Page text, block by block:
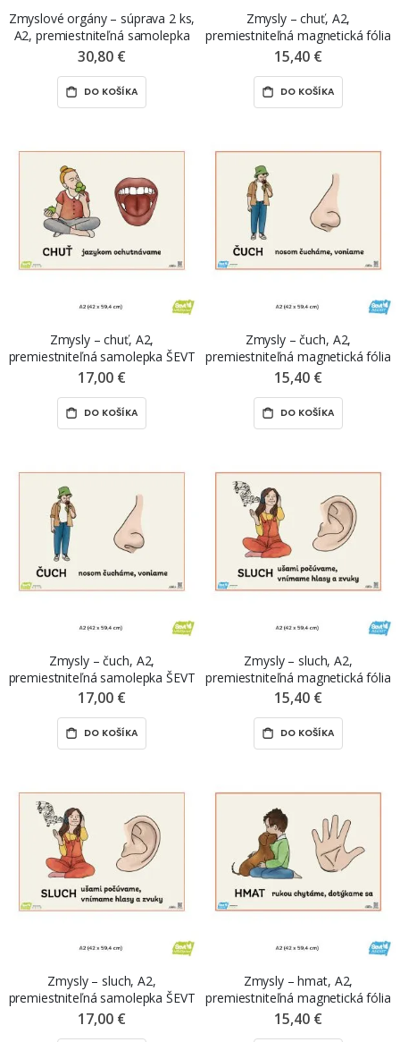
Zmyslové orgány – súprava 2 ks,
A2, premiestniteľná samolepka
ŠEVT NANO print
30,80 €
DO KOŠÍKA
Zmysly – chuť, A2,
premiestniteľná magnetická fólia
ŠEVT MAGNET
15,40 €
DO KOŠÍKA
Zmysly – chuť, A2,
premiestniteľná samolepka ŠEVT
NANO print
17,00 €
DO KOŠÍKA
Zmysly – čuch, A2,
premiestniteľná magnetická fólia
ŠEVT MAGNET
15,40 €
DO KOŠÍKA
Zmysly – čuch, A2,
premiestniteľná samolepka ŠEVT
NANO print
17,00 €
DO KOŠÍKA
Zmysly – sluch, A2,
premiestniteľná magnetická fólia
ŠEVT MAGNET
15,40 €
DO KOŠÍKA
Zmysly – sluch, A2,
premiestniteľná samolepka ŠEVT
NANO print
17,00 €
Zmysly – hmat, A2,
premiestniteľná magnetická fólia
ŠEVT MAGNET
15,40 €